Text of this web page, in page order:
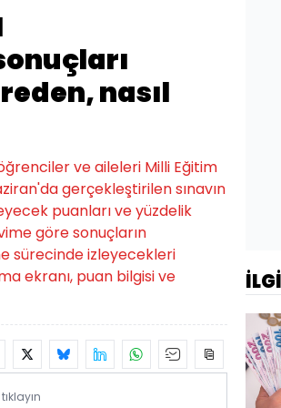
nasıl
ve aileleri Milli Eğitim
gerçekleştirilen sınavın
puanları ve yüzdelik
göre sonuçların
sürecinde izleyecekleri
ekranı, puan bilgisi ve